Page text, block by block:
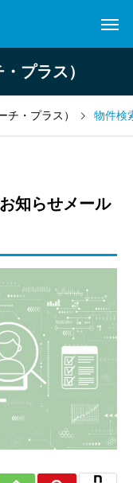
プラス）
チ・プラス） 物件検
知らせメール